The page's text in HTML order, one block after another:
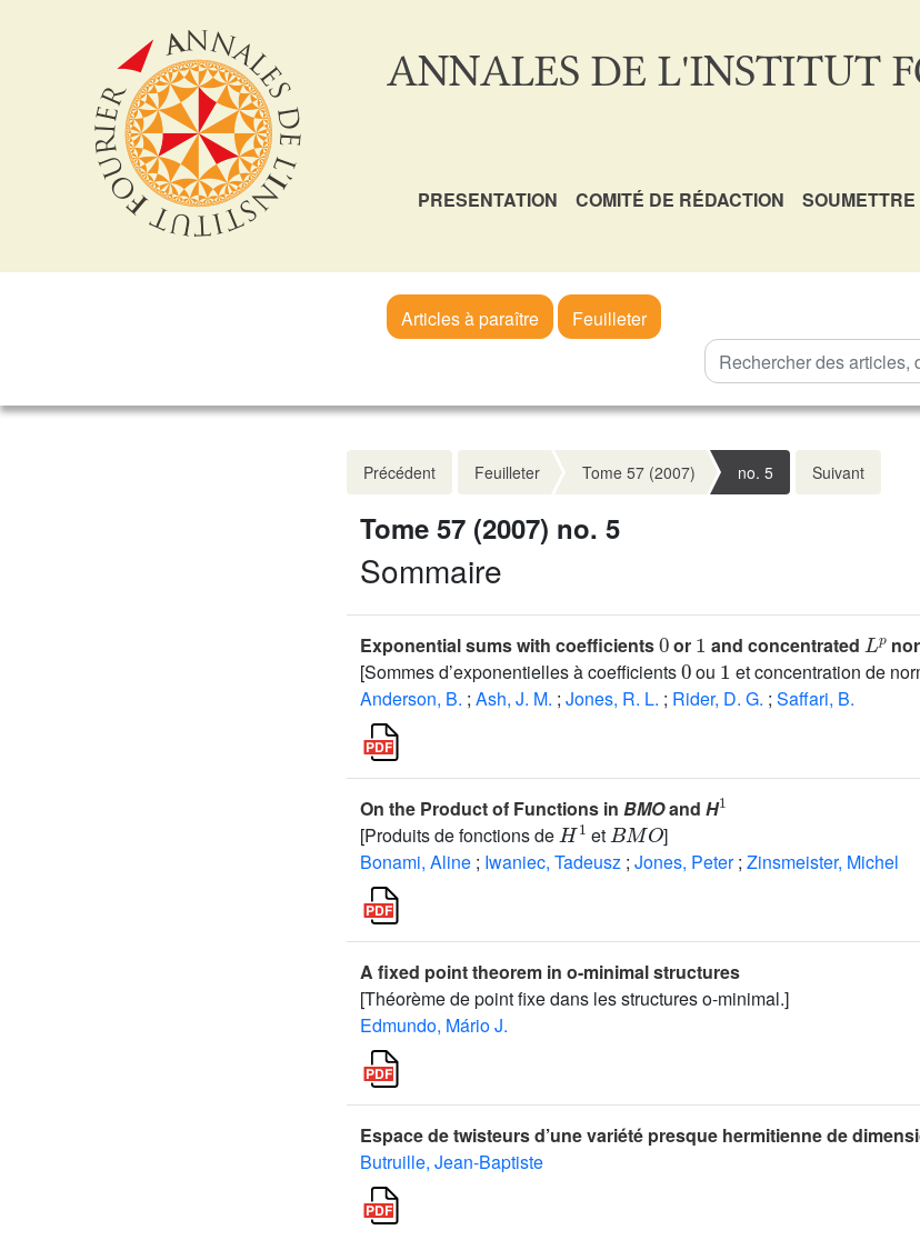
ANNALES DE L'INSTITUT
PRESENTATION COMITÉ DE RÉDACTION
Articles à paraître
Feuilleter
Précédent Feuilleter Tome 57 (2007) no. 5 Suivant
Tome 57 (2007) no. 5
Sommaire
Exponential sums with coefficients or and concentrated
[Sommes d’exponentielles à coefficients
0
ou
1
et concentration de
Anderson, B. ; Ash, J. M. ; Jones, R. L. ; Rider, D. G. ; Saffari, B.
On the Product of Functions in BMOand H
1
[Produits de fonctions de
H1
et
BMO
]
Bonami, Aline ; Iwaniec, Tadeusz ; Jones, Peter ; Zinsmeister, Michel
A fixed point theorem in o-minimal structures
[Théorème de point fixe dans les structures o-minimal.]
Edmundo, Mário J.
Espace de twisteurs d’une variété presque hermitienne de
Butruille, Jean-Baptiste